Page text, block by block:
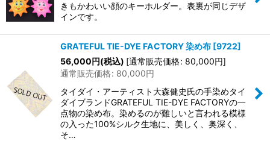
きもかわいい顔のキーホルダー。表裏が同じデザ
インです。
GRATEFUL TIE-DYE FACTORY 染め布 [9722]
56,000円(税込) [通常販売価格: 80,000円]
通常販売価格: 80,000円
タイダイ・アーティスト大森健史氏の手染めタイ
ダイブランドGRATEFUL TIE-DYE FACTORYの一
点物の染め布。染めるのが難しいと言われる模様
の入った100%シルク生地に、美しく、奥深く、
そ…